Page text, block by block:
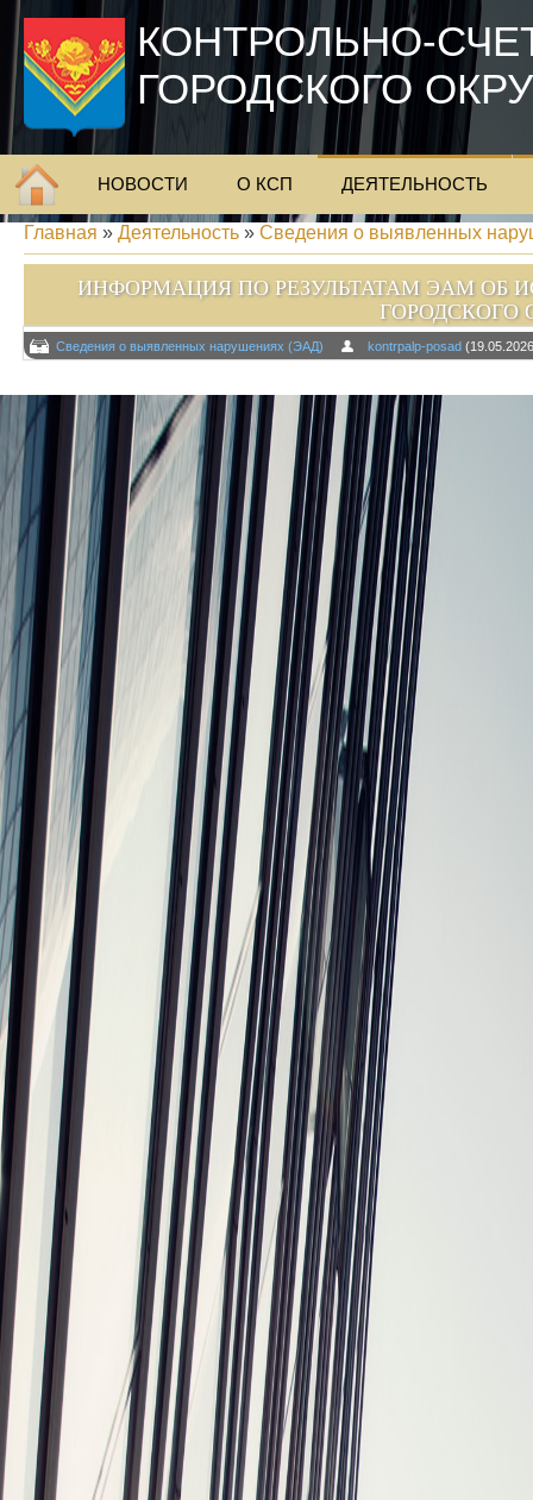
КОНТРОЛЬНО-
ГОРОДСКОГО
НОВОСТИ О КСП ДЕЯТЕЛЬНОСТЬ
Главная » Деятельность » Сведения о выявленных
ИНФОРМАЦИЯ ПО РЕЗУЛЬТАТАМ ЭАМ ОБ
ГОРОДСКОГО
Сведения о выявленных нарушениях (ЭАД) kontrpalp-posad